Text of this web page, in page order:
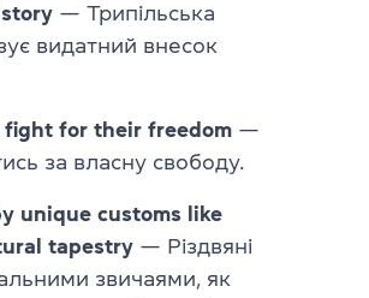
— Трипільська
видатний внесок
fight for their freedom —
за власну свободу.
unique customs like
tapestry — Різдвяні
звичаями, як